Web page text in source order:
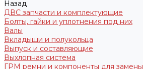
Назад
ДВС запчасти и комплектующие
Болты, гайки и уплотнения под них
Валы
Вкладыши и полукольца
Выпуск и составляющие
Выхлопная система
ГРМ ремни и компоненты для замены